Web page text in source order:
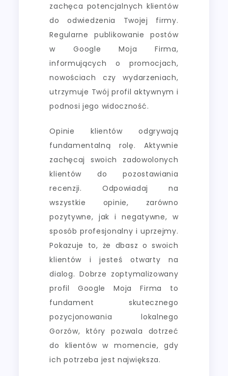
zachęca potencjalnych klientów
do odwiedzenia Twojej firmy.
Regularne publikowanie postów
w Google Moja Firma,
informujących o promocjach,
nowościach czy wydarzeniach,
utrzymuje Twój profil aktywnym i
podnosi jego widoczność.
Opinie klientów odgrywają
fundamentalną rolę. Aktywnie
zachęcaj swoich zadowolonych
klientów do pozostawiania
recenzji. Odpowiadaj na
wszystkie opinie, zarówno
pozytywne, jak i negatywne, w
sposób profesjonalny i uprzejmy.
Pokazuje to, że dbasz o swoich
klientów i jesteś otwarty na
dialog. Dobrze zoptymalizowany
profil Google Moja Firma to
fundament skutecznego
pozycjonowania lokalnego
Gorzów, który pozwala dotrzeć
do klientów w momencie, gdy
ich potrzeba jest największa.